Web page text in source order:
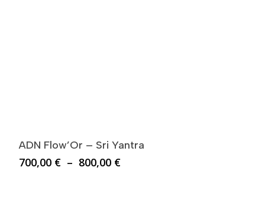
ADN Flow’Or – Sri Yantra
700,00 € – 800,00 €Plage